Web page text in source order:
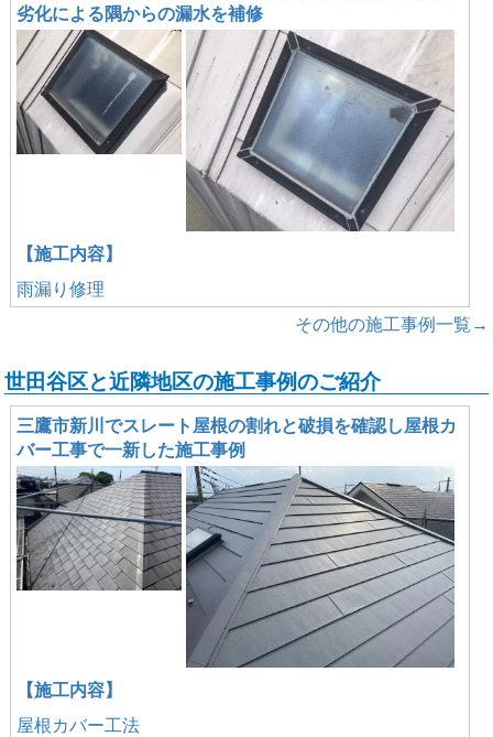
劣化による隅からの漏水を補修
【施工内容】
雨漏り修理
その他の施工事例一覧→
世田谷区と近隣地区の施工事例のご紹介
三鷹市新川でスレート屋根の割れと破損を確認し屋根カ
バー工事で一新した施工事例
【施工内容】
屋根カバー工法